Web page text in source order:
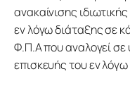
ανακαίνισης
εν λόγω διάταξης σε
Φ.Π.Α που αναλογεί σε
επισκευής του εν λόγω